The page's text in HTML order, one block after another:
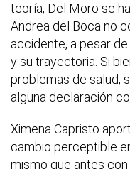
teoría, Del Moro se
Andrea del Boca no
accidente, a pesar
y su trayectoria. Si
problemas de salud,
alguna declaración
Ximena Capristo
cambio perceptible
mismo que antes